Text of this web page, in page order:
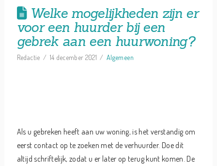
Welke mogelijkheden zijn er
voor een huurder bij een
gebrek aan een huurwoning?
Redactie 14 december 2021 Algemeen
Als u gebreken heeft aan uw woning, is het verstandig om
eerst contact op te zoeken met de verhuurder. Doe dit
altijd schriftelijk, zodat u er later op terug kunt komen. De